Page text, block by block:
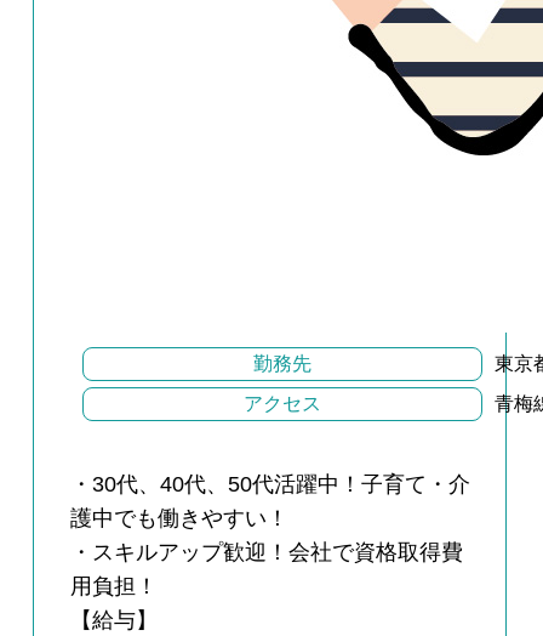
勤務先
東京
アクセス
青梅
・30代、40代、50代活躍中！子育て・介
護中でも働きやすい！
・スキルアップ歓迎！会社で資格取得費
用負担！
【給与】